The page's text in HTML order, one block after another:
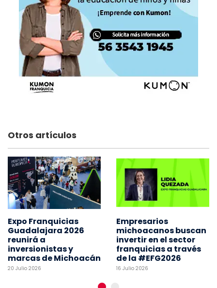
Otros artículos
Expo Franquicias
Guadalajara 2026
reunirá a
inversionistas y
marcas de Michoacán
20 Julio 2026
Empresarios
michoacanos buscan
invertir en el sector
franquicias a través
de la #EFG2026
16 Julio 2026